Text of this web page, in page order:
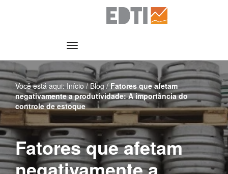
Você está aqui: Início/Blog/Fatores que afetam
negativamente a produtividade: A importância do
controle de estoque
Fatores que afetam
negativamente a